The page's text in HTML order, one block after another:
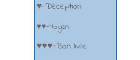
♥-Déception
♥♥-Moyen
♥♥♥-Bon livre